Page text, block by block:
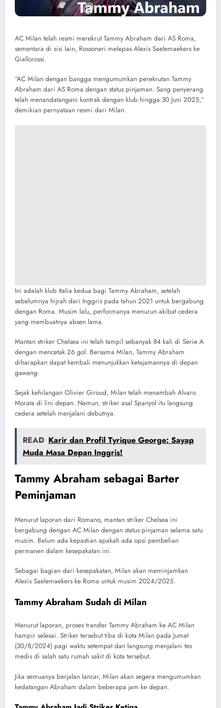
AC Milan telah resmi merekrut Tammy Abraham dari AS Roma,
sementara di sisi lain, Rossoneri melepas Alexis Saelemaekers ke
Giallorossi.
“AC Milan dengan bangga mengumumkan perekrutan Tammy
Abraham dari AS Roma dengan status pinjaman. Sang penyerang
telah menandatangani kontrak dengan klub hingga 30 Juni 2025,”
demikian pernyataan resmi dari Milan.
Ini adalah klub Italia kedua bagi Tammy Abraham, setelah
sebelumnya hijrah dari Inggris pada tahun 2021 untuk bergabung
dengan Roma. Musim lalu, performanya menurun akibat cedera
yang membuatnya absen lama.
Mantan striker Chelsea ini telah tampil sebanyak 84 kali di Serie A
dengan mencetak 26 gol. Bersama Milan, Tammy Abraham
diharapkan dapat kembali menunjukkan ketajamannya di depan
gawang.
Sejak kehilangan Olivier Giroud, Milan telah menambah Alvaro
Morata di lini depan. Namun, striker asal Spanyol itu langsung
cedera setelah menjalani debutnya.
READ Karir dan Profil Tyrique George: Sayap
Muda Masa Depan Inggris!
Tammy Abraham sebagai Barter
Peminjaman
Menurut laporan dari Romano, mantan striker Chelsea ini
bergabung dengan AC Milan dengan status pinjaman selama satu
musim. Belum ada kepastian apakah ada opsi pembelian
permanen dalam kesepakatan ini.
Sebagai bagian dari kesepakatan, Milan akan meminjamkan
Alexis Saelemaekers ke Roma untuk musim 2024/2025.
Tammy Abraham Sudah di Milan
Menurut laporan, proses transfer Tammy Abraham ke AC Milan
hampir selesai. Striker tersebut tiba di kota Milan pada Jumat
(30/8/2024) pagi waktu setempat dan langsung menjalani tes
medis di salah satu rumah sakit di kota tersebut.
Jika semuanya berjalan lancar, Milan akan segera mengumumkan
kedatangan Abraham dalam beberapa jam ke depan.